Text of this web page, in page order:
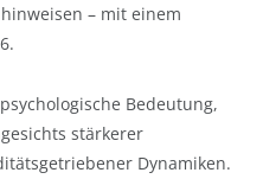
– mit einem
Bedeutung,
stärkerer
Dynamiken.